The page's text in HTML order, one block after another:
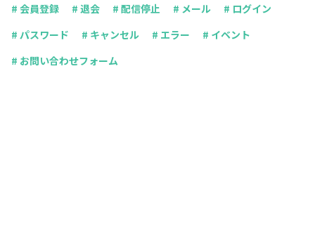
# 会員登録 # 退会 # 配信停止 # メール
# ログイン
# パスワード
# キャンセル # エラー
# イベント
# お問い合わせフォーム